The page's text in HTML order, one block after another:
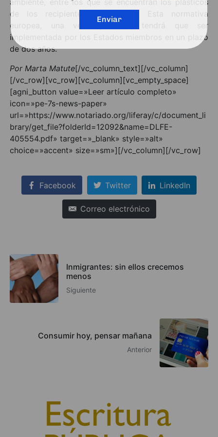
ambiente, entre los que se encuentran los plásticos
de los recipientes alimentarios. Esta normativa
europea, una vez aprobada, tendrá que ser
implementada por los Estados miembros en un plazo
de dos años.
Por Marta Matute[/vc_column_text][/vc_column]
[/vc_row][vc_row][vc_column][vc_empty_space]
[agni_button value=»Leer artículo completo»
icon=»pe-7s-news-paper»
url=»https://www.notariado.org/liferay/c/document_li
brary/get_file?folderId=12092&name=DLFE-
405554.pdf» target=»_blank» style=»alt»
choice=»accent» size=»sm»][/vc_column][/vc_row]
Facebook Twitter LinkedIn
Correo electrónico
Inmigrantes: sin ellos crecemos
menos
Siguiente
Consumir hoy, pensar mañana
Anterior
Enviar